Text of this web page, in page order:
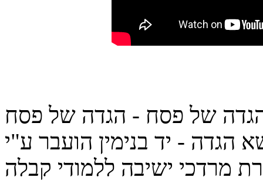
של פסח - הגדה של פסח
- יד בנימין הועבר ע"י